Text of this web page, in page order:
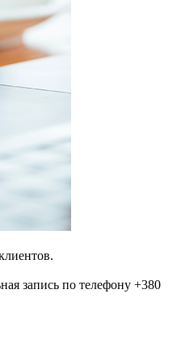
запись по телефону +380